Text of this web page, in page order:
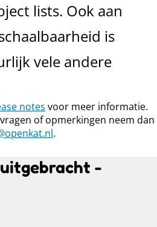
lists. Ook aan
is
vele andere
notes voor meer informatie.
of opmerkingen neem dan
.
uitgebracht -